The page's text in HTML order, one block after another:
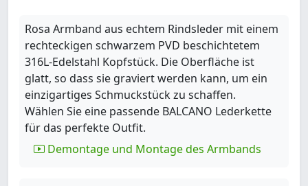
Rosa Armband aus echtem Rindsleder mit einem
rechteckigen schwarzem PVD beschichtetem
316L-Edelstahl Kopfstück. Die Oberfläche ist
glatt, so dass sie graviert werden kann, um ein
einzigartiges Schmuckstück zu schaffen.
Wählen Sie eine passende BALCANO Lederkette
für das perfekte Outfit.
Demontage und Montage des Armbands